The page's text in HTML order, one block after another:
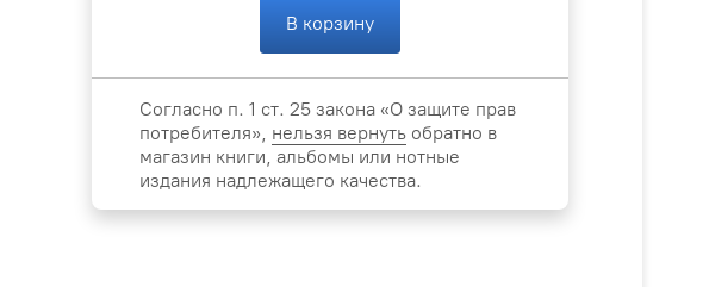
В корзину
Согласно п. 1 ст. 25 закона «О защите прав
потребителя», нельзя вернуть обратно в
магазин книги, альбомы или нотные
издания надлежащего качества.